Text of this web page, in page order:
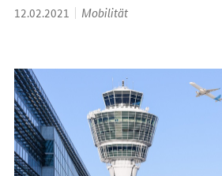
Datum:
12.02.2021 Thema:
Mobilität